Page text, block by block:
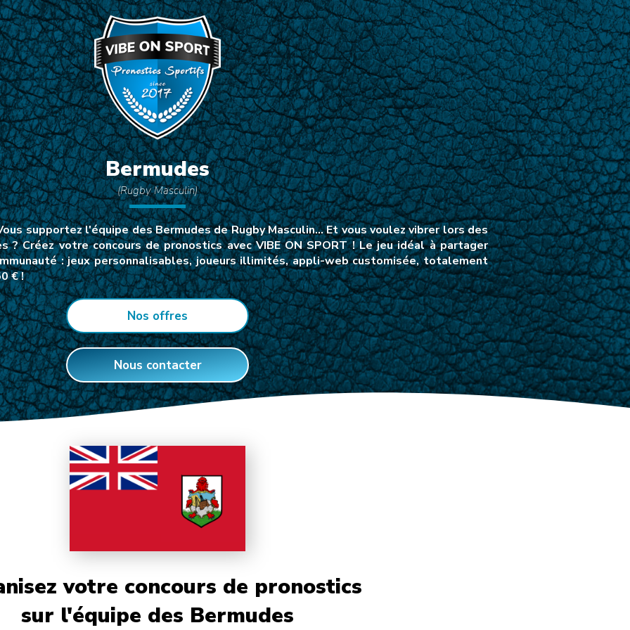
Bermudes
(Rugby Masculin)
supportez l'équipe des Bermudes de Rugby Masculin… Et vous voulez vibrer lors des
? Créez votre concours de pronostics avec VIBE ON SPORT ! Le jeu idéal à partager
: jeux personnalisables, joueurs illimités, appli-web customisée, totalement
€ !
Nos offres
Nous contacter
votre concours de pronostics
sur l'équipe des Bermudes